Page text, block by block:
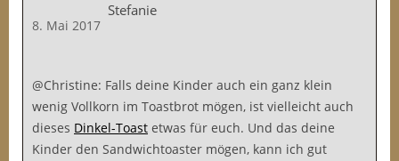
Stefanie
8. Mai 2017
@Christine: Falls deine Kinder auch ein ganz klein
wenig Vollkorn im Toastbrot mögen, ist vielleicht auch
dieses Dinkel-Toast etwas für euch. Und das deine
Kinder den Sandwichtoaster mögen, kann ich gut